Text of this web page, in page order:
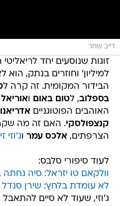
דייב שחר
זוגות שנוסעים יחד
למיליון' וחוזרים בנתק,
הבידור המקומית. זה קרה ל
בספלוב, לטום באום ו
האוהבים הפוטוגניים
קנצפולסקי. האם זה מה
הצרפתים, אלכס עמר וג'וזי
לעוד סיפורי סלבס:
וולקאם טו יזראל: סיה
לא עומדת בלחץ: שירן
ג'וזי, שעוד לא סיים